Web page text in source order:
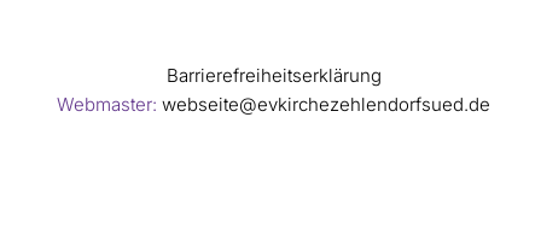
Barrierefreiheitserklärung
Webmaster: webseite@evkirchezehlendorfsued.de